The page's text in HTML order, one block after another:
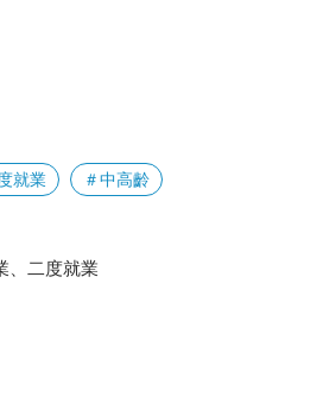
就業 ＃中高齡
、二度就業